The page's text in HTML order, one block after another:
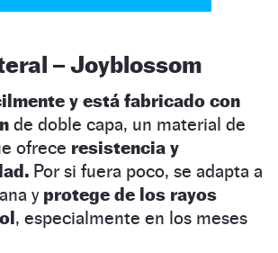
– Joyblossom
y está fabricado con
de doble capa, un material de
ofrece resistencia y
Por si fuera poco, se adapta a
y protege de los rayos
, especialmente en los meses